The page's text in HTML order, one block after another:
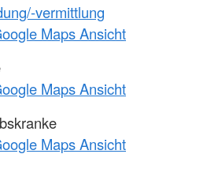
vermittlung
Maps Ansicht
Maps Ansicht
Maps Ansicht